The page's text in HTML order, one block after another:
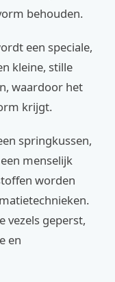
behouden.
een speciale,
kleine, stille
waardoor het
krijgt.
springkussen,
menselijk
worden
vezels geperst,
en